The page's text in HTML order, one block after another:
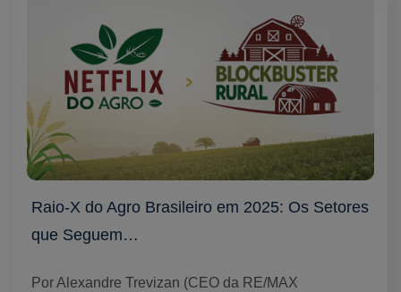
Raio-X do Agro Brasileiro em 2025: Os Setores
que Seguem…
Por Alexandre Trevizan (CEO da RE/MAX